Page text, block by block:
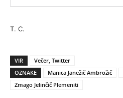
T. C.
VIR
Večer, Twitter
OZNAKE
Manica Janežič Ambrožič
Zmago Jelinčič Plemeniti